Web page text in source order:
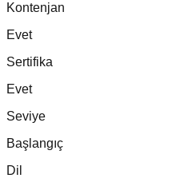
Kontenjan
Evet
Sertifika
Evet
Seviye
Başlangıç
Dil